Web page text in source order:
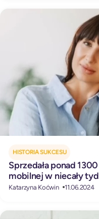
HISTORIA SUKCESU
Sprzedała ponad
mobilnej w niecały
Katarzyna Koćwin 11.06.2024